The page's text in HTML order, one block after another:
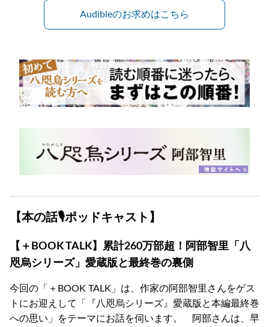
Audibleのお求めはこちら
【本の話🎙ポッドキャスト】
【＋BOOK TALK】累計260万部超！阿部智里「八
咫烏シリーズ」愛蔵版と最終巻の裏側
今回の「＋BOOK TALK」は、作家の阿部智里さんをゲス
トにお迎えして「『八咫烏シリーズ』愛蔵版と本編最終巻
への思い」をテーマにお話を伺います。 阿部さんは、早